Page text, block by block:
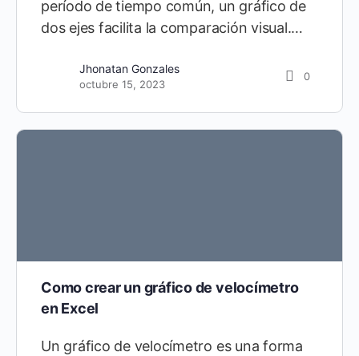
período de tiempo común, un gráfico de
dos ejes facilita la comparación visual.…
Jhonatan Gonzales
octubre 15, 2023
0
Como crear un gráfico de velocímetro
en Excel
Un gráfico de velocímetro es una forma